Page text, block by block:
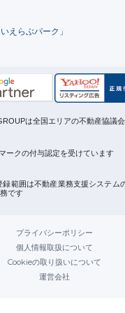
えらぶパーク」
は全国エリアの不動産協議
ークの付与認定を受けています
録範囲は不動産業務支援システム
です
プライバシーポリシー
個人情報取扱について
Cookieの取り扱いについて
運営会社